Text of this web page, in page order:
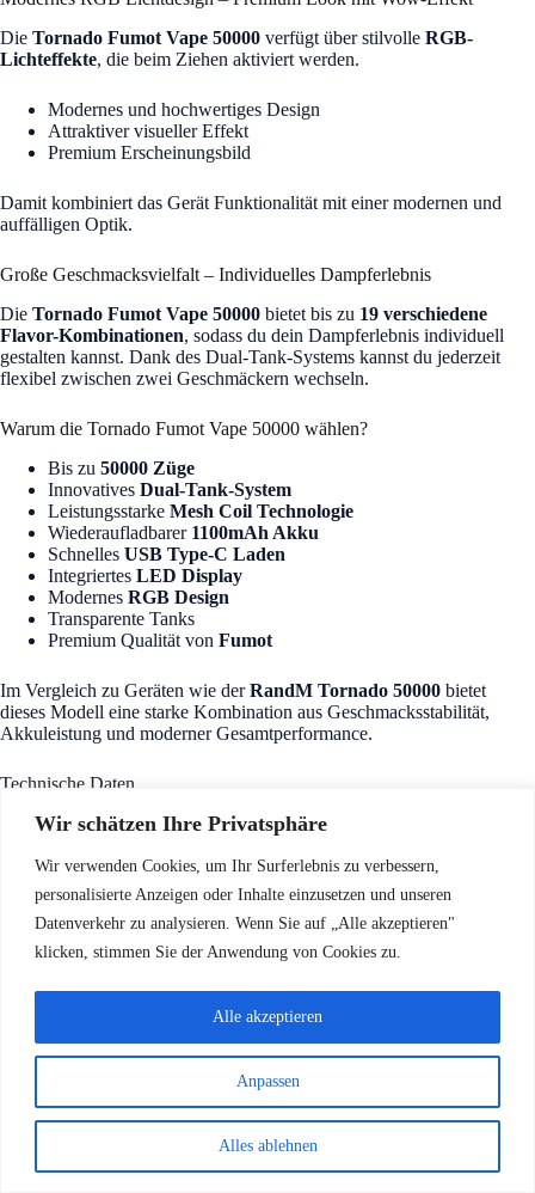
Wir schätzen Ihre Privatsphäre
Wir verwenden Cookies, um Ihr Surferlebnis zu verbessern,
personalisierte Anzeigen oder Inhalte einzusetzen und unseren
Datenverkehr zu analysieren. Wenn Sie auf „Alle akzeptieren"
klicken, stimmen Sie der Anwendung von Cookies zu.
Anpassen
Alles ablehnen
Alle akzeptieren
Die Tornado Fumot Vape 50000 verfügt über stilvolle RGB-
Lichteffekte, die beim Ziehen aktiviert werden.
Modernes und hochwertiges Design
Attraktiver visueller Effekt
Premium Erscheinungsbild
Damit kombiniert das Gerät Funktionalität mit einer modernen und
auffälligen Optik.
Große Geschmacksvielfalt – Individuelles Dampferlebnis
Die Tornado Fumot Vape 50000 bietet bis zu 19 verschiedene
Flavor-Kombinationen, sodass du dein Dampferlebnis individuell
gestalten kannst. Dank des Dual-Tank-Systems kannst du jederzeit
flexibel zwischen zwei Geschmäckern wechseln.
Warum die Tornado Fumot Vape 50000 wählen?
Bis zu 50000 Züge
Innovatives Dual-Tank-System
Leistungsstarke Mesh Coil Technologie
Wiederaufladbarer 1100mAh Akku
Schnelles USB Type-C Laden
Integriertes LED Display
Modernes RGB Design
Transparente Tanks
Premium Qualität von Fumot
Im Vergleich zu Geräten wie derRandM Tornado 50000 bietet
dieses Modell eine starke Kombination aus Geschmacksstabilität,
Akkuleistung und moderner Gesamtperformance.
Technische Daten
Produktname:Tornado Fumot Vape 50000
Tank Kapazität:12ml + 12ml Dual Tank
Coil:0,92Ω Mesh Coil
1100mAh wiederaufladbar
Ladeanschluss:USB Type-C
Display:LED Akkuanzeige
Geschmacksoptionen:19 Kombinationen
Zugautomatik
Tornado Fumot Vape 50000ist ideal für Nutzer, die Folgendes
suchen:
Lange Lebensdauer